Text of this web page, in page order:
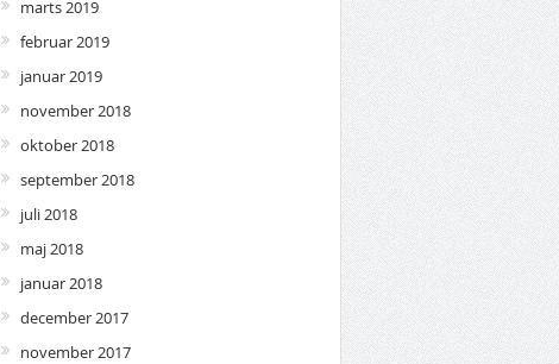
marts 2019
februar 2019
januar 2019
november 2018
oktober 2018
september 2018
juli 2018
maj 2018
januar 2018
december 2017
november 2017